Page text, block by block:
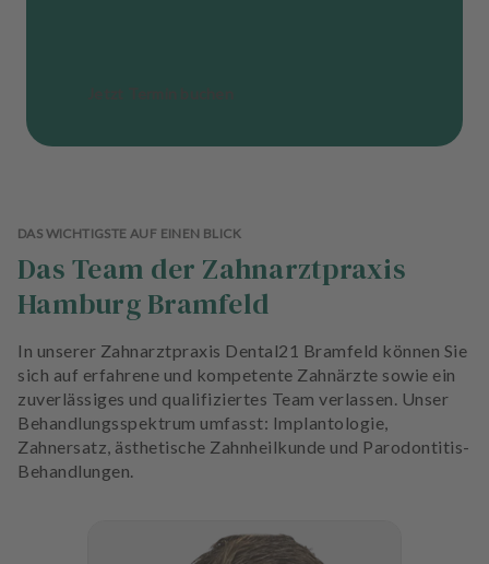
DAS WICHTIGSTE AUF EINEN BLICK
Das Team der Zahnarztpraxis
Hamburg Bramfeld
In unserer Zahnarztpraxis Dental21 Bramfeld können Sie
sich auf erfahrene und kompetente Zahnärzte sowie ein
zuverlässiges und qualifiziertes Team verlassen. Unser
Behandlungsspektrum umfasst: Implantologie,
Zahnersatz, ästhetische Zahnheilkunde und Parodontitis-
Behandlungen.